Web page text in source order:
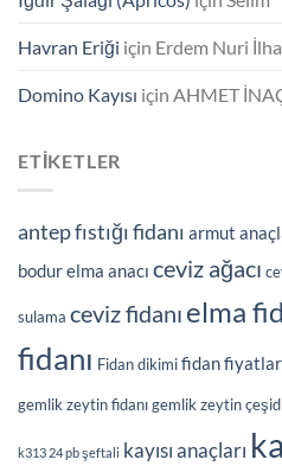
Havran Eriği için Erdem Nuri
Domino Kayısı için AHMET
ETIKETLER
antep fıstığı fidanı armut
bodur elma anacı ceviz ağacı
sulama ceviz fidanı elma
fidanı Fidan dikimifidan
gemlik zeytin fidanıgemlik zeytin
k313 24 pb şeftali kayısı anaçları